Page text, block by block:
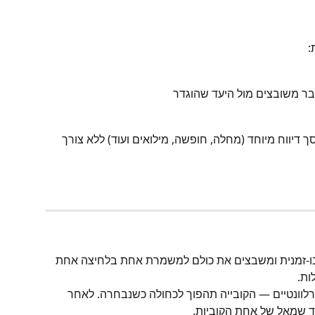
משובצים מול היעד שהוגדר
דיווח מיוחד (מחלה, חופשה, מילואים ועוד) ללא צורך
זמנית ומשבצים את כולם למשמרת אחת בלחיצה אחת
— הקובייה תהפוך לכחולה כשנבחרה. לאחר
שמאל של אחת הקוביות.